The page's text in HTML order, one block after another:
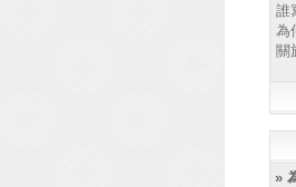
誰
為
關
»